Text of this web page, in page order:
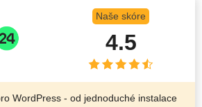
Naše skóre
4.5
WordPress - od jednoduché instalace